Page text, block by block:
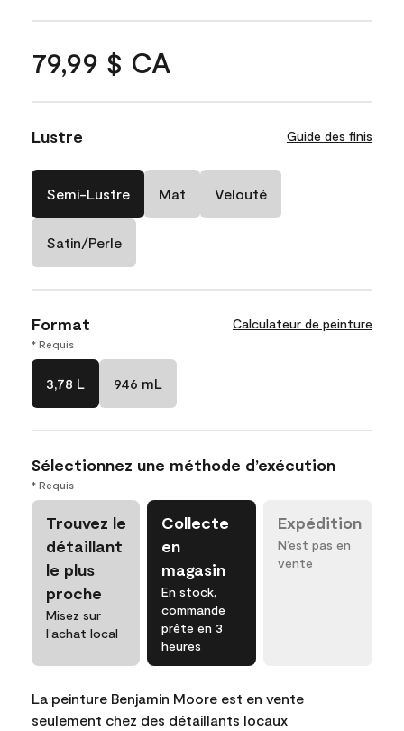
79,99 $ CA
Lustre Guide des finis
Semi-Lustre Mat Velouté
Satin/Perle
Format Calculateur de peinture
* Requis
3,78 L 946 mL
Sélectionnez une méthode d’exécution
* Requis
Trouvez le
détaillant
le plus
proche
Misez sur
l’achat local
Collecte
en
magasin
En stock,
commande
prête en 3
heures
Expédition
N’est pas en
vente
La peinture Benjamin Moore est en vente
seulement chez des détaillants locaux